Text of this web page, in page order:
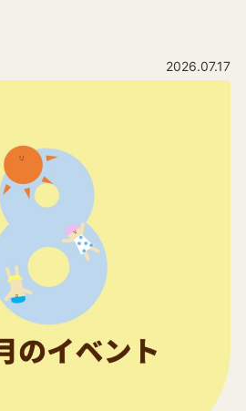
2026.07.17